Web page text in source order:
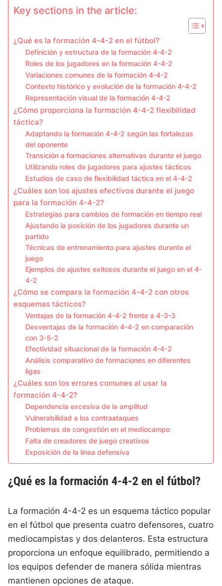
Key sections in the article:
¿Qué es la formación 4-4-2 en el fútbol?
Definición y estructura de la formación 4-4-2
Roles de los jugadores en la formación 4-4-2
Variaciones comunes de la formación 4-4-2
Contexto histórico y evolución de la formación 4-4-2
Representación visual de la formación 4-4-2
¿Cómo proporciona la formación 4-4-2 flexibilidad
táctica?
Adaptando la formación 4-4-2 según las fortalezas
del oponente
Transición a formaciones alternativas durante el juego
Utilizando roles de jugadores para ajustes tácticos
Estudios de caso de flexibilidad táctica en el 4-4-2
¿Cuáles son los ajustes efectivos durante el juego
para la formación 4-4-2?
Estrategias para cambios de formación en tiempo real
Ajustando la posición de los jugadores durante un
partido
Técnicas de entrenamiento para ajustes durante el
juego
Ejemplos de ajustes exitosos durante el juego en el 4-
4-2
¿Cómo se compara la formación 4-4-2 con otros
esquemas tácticos?
Ventajas de la formación 4-4-2 frente a 4-3-3
Desventajas de la formación 4-4-2 en comparación
con 3-5-2
Efectividad situacional de la formación 4-4-2
Análisis comparativo de formaciones en diferentes
ligas
¿Cuáles son los errores comunes al usar la
formación 4-4-2?
Dependencia excesiva de la amplitud
Vulnerabilidad a los contraataques
Problemas de congestión en el mediocampo
Falta de creadores de juego creativos
Exposición de la línea defensiva
¿Qué es la formación 4-4-2 en el fútbol?
La formación 4-4-2 es un esquema táctico popular
en el fútbol que presenta cuatro defensores, cuatro
mediocampistas y dos delanteros. Esta estructura
proporciona un enfoque equilibrado, permitiendo a
los equipos defender de manera sólida mientras
mantienen opciones de ataque.